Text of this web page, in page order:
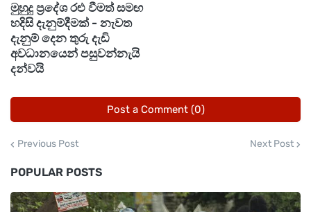
පසුවන ලෙසත් ධීවර හා නාවික ප්‍රජාවගෙන්
කාලගුණ විද්‍යා දෙපාර්තමේන්තුව වැඩිදුරටත් ඉල්ලා
සිටියි.
මුහුදු ප්‍රදේශ රළු වීමත් සමඟ
හදිසි දැනුම්දීමක් - නැවත
දැනුම් දෙන තුරු දැඩි
අවධානයෙන් පසුවන්නැයි
දන්වයි
Post a Comment (0)
Previous Post Next Post
POPULAR POSTS